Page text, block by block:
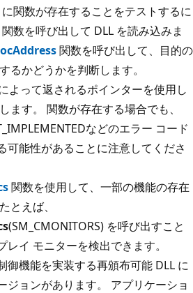
関数が存在することをテストするに
関数を呼び出して DLL を読み込みま
関数を呼び出して、目的の
るかどうかを判断します。
よって返されるポインターを使用し
ます。 関数が存在する場合でも、
などのエラー コード
可能性があることに注意してくださ
関数を使用して、一部の機能の存在
とえば、
(SM_CMONITORS) を呼び出すこと
レイ モニターを検出できます。
御機能を実装する再頒布可能 DLL に
ジョンがあります。 アプリケーショ